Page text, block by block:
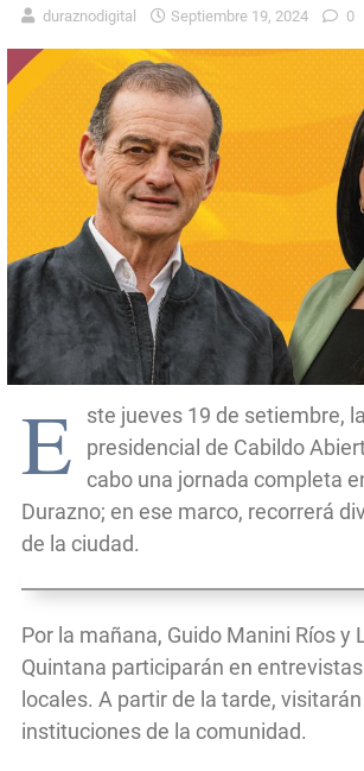
duraznodigital Septiembre 19, 2024 0
E
ste jueves 19 de setiembre,
presidencial de Cabildo
cabo una jornada completa
Durazno; en ese marco, recorrerá
de la ciudad.
Por la mañana, Guido Manini Ríos y
Quintana participarán en
locales. A partir de la tarde,
instituciones de la comunidad.